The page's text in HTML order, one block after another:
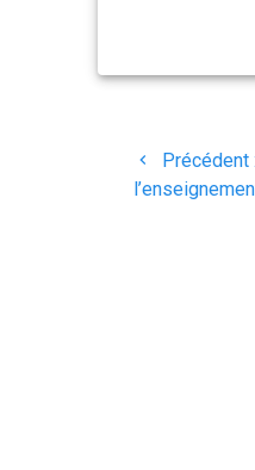
de
Précédent :